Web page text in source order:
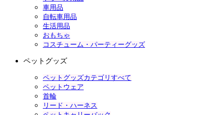
車用品
自転車用品
生活用品
おもちゃ
コスチューム・パーティーグッズ
ペットグッズ
ペットグッズカテゴリすべて
ペットウェア
首輪
リード・ハーネス